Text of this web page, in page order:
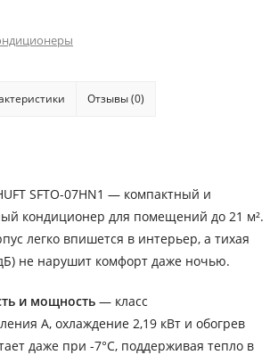
Отзывы (0)
SFTO-07HN1 — компактный и
кондиционер для помещений до 21 м².
легко впишется в интерьер, а тихая
не нарушит комфорт даже ночью.
и мощность — класс
A, охлаждение 2,19 кВт и обогрев
даже при -7°C, поддерживая тепло в